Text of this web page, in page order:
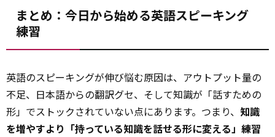
まとめ：今日から始める英語スピーキング
練習
英語のスピーキングが伸び悩む原因は、アウトプット量の
不足、日本語からの翻訳グセ、そして知識が「話すための
形」でストックされていない点にあります。つまり、 知識
を増やすより「持っている知識を話せる形に変える」練習